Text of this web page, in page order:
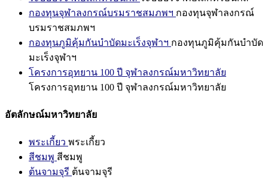
กองทุนจุฬาลงกรณ์บรมราชสมภพฯ กองทุนจุฬาลงกรณ์
บรมราชสมภพฯ
กองทุนภูมิคุ้มกันบำบัดมะเร็งจุฬาฯ กองทุนภูมิคุ้มกันบำบัด
มะเร็งจุฬาฯ
โครงการอุทยาน 100 ปี จุฬาลงกรณ์มหาวิทยาลัย
โครงการอุทยาน 100 ปี จุฬาลงกรณ์มหาวิทยาลัย
อัตลักษณ์มหาวิทยาลัย
พระเกี้ยว พระเกี้ยว
สีชมพู สีชมพู
ต้นจามจุรี ต้นจามจุรี